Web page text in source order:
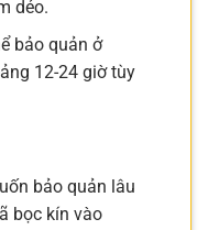
dẻo.
bảo quản ở
12-24 giờ tùy
bảo quản lâu
bọc kín vào